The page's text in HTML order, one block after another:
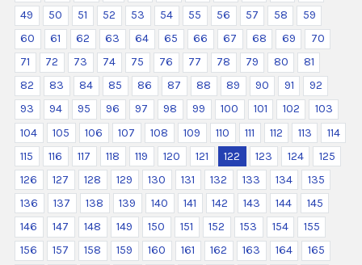
49
50 51 52 53 54 55 56 57 58
59
60
61 62 63 64 65 66 67 68 69
70
71
72 73 74 75 76 77 78 79 80
81
82
83 84 85 86 87 88 89 90 91
92
93
94 95 96 97 98 99 100 101 102
103
104
105 106 107 108 109 110 111 112 113
114
115
116 117 118 119 120 121 122 123 124
125
126
127 128 129 130 131 132 133 134
135
136
137 138 139 140 141 142 143 144
145
146
147 148 149 150 151 152 153 154
155
156
157 158 159 160 161 162 163 164 165